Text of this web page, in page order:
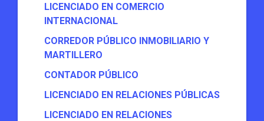
LICENCIADO EN COMERCIO
INTERNACIONAL
CORREDOR PÚBLICO INMOBILIARIO Y
MARTILLERO
CONTADOR PÚBLICO
LICENCIADO EN RELACIONES PÚBLICAS
LICENCIADO EN RELACIONES